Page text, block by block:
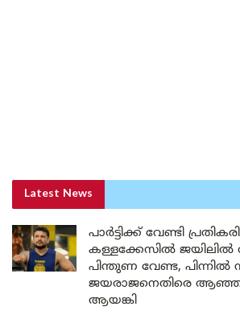
Latest News
പാർട്ടിക്ക് വേണ്ടി
കള്ളക്കേസിൽ ജയിലിൽ
പിന്തുണ വേണ്ട,
ജയരാജനെതിരെ
ആയങ്കി